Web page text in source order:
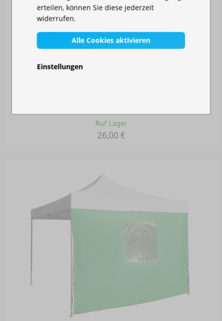
Auf Lager
26,00 €
erteilen, können Sie diese jederzeit
widerrufen.
Alle Cookies aktivieren
Einstellungen